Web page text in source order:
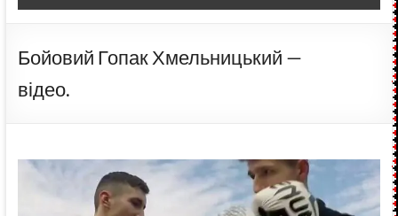
Бойовий Гопак Хмельницький —
відео.